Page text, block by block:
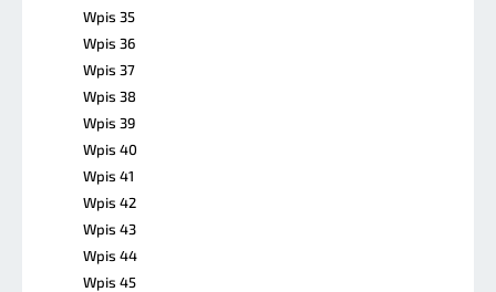
Wpis 35
Wpis 36
Wpis 37
Wpis 38
Wpis 39
Wpis 40
Wpis 41
Wpis 42
Wpis 43
Wpis 44
Wpis 45